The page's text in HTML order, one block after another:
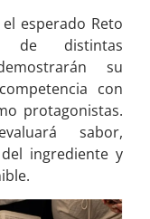
esperado Reto
de distintas
su
con
protagonistas.
sabor,
ingrediente y